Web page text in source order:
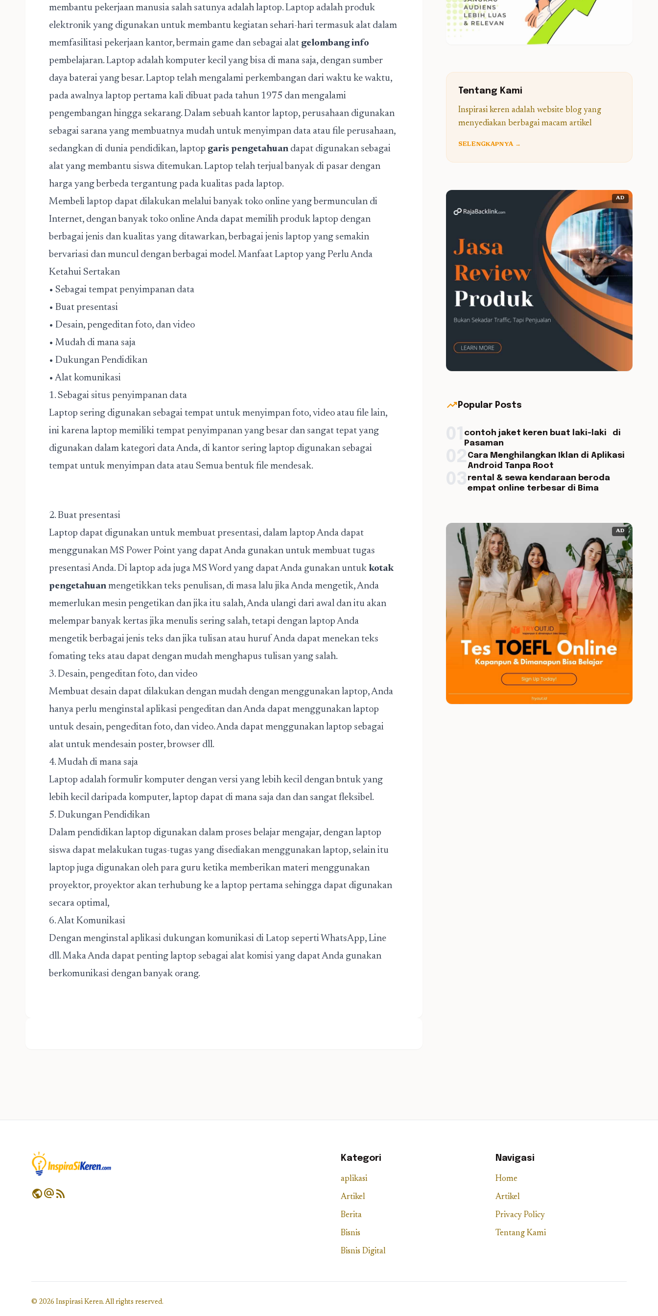
membantu pekerjaan manusia salah satunya adalah laptop. Laptop adalah produk
elektronik yang digunakan untuk membantu kegiatan sehari-hari termasuk alat dalam
memfasilitasi pekerjaan kantor, bermain game dan sebagai alat gelombang info
pembelajaran. Laptop adalah komputer kecil yang bisa di mana saja, dengan sumber
daya baterai yang besar. Laptop telah mengalami perkembangan dari waktu ke waktu,
pada awalnya laptop pertama kali dibuat pada tahun 1975 dan mengalami
pengembangan hingga sekarang. Dalam sebuah kantor laptop, perusahaan digunakan
sebagai sarana yang membuatnya mudah untuk menyimpan data atau file perusahaan,
sedangkan di dunia pendidikan, laptop garis pengetahuan dapat digunakan sebagai
alat yang membantu siswa ditemukan. Laptop telah terjual banyak di pasar dengan
harga yang berbeda tergantung pada kualitas pada laptop.
Membeli laptop dapat dilakukan melalui banyak toko online yang bermunculan di
Internet, dengan banyak toko online Anda dapat memilih produk laptop dengan
berbagai jenis dan kualitas yang ditawarkan, berbagai jenis laptop yang semakin
bervariasi dan muncul dengan berbagai model. Manfaat Laptop yang Perlu Anda
Ketahui Sertakan
• Sebagai tempat penyimpanan data
• Buat presentasi
• Desain, pengeditan foto, dan video
• Mudah di mana saja
• Dukungan Pendidikan
• Alat komunikasi
1. Sebagai situs penyimpanan data
Laptop sering digunakan sebagai tempat untuk menyimpan foto, video atau file lain,
ini karena laptop memiliki tempat penyimpanan yang besar dan sangat tepat yang
digunakan dalam kategori data Anda, di kantor sering laptop digunakan sebagai
tempat untuk menyimpan data atau Semua bentuk file mendesak.
2. Buat presentasi
Laptop dapat digunakan untuk membuat presentasi, dalam laptop Anda dapat
menggunakan MS Power Point yang dapat Anda gunakan untuk membuat tugas
presentasi Anda. Di laptop ada juga MS Word yang dapat Anda gunakan untuk kotak
pengetahuan mengetikkan teks penulisan, di masa lalu jika Anda mengetik, Anda
memerlukan mesin pengetikan dan jika itu salah, Anda ulangi dari awal dan itu akan
melempar banyak kertas jika menulis sering salah, tetapi dengan laptop Anda
mengetik berbagai jenis teks dan jika tulisan atau huruf Anda dapat menekan teks
fomating teks atau dapat dengan mudah menghapus tulisan yang salah.
3. Desain, pengeditan foto, dan video
Membuat desain dapat dilakukan dengan mudah dengan menggunakan laptop, Anda
hanya perlu menginstal aplikasi pengeditan dan Anda dapat menggunakan laptop
untuk desain, pengeditan foto, dan video. Anda dapat menggunakan laptop sebagai
alat untuk mendesain poster, browser dll.
4. Mudah di mana saja
Laptop adalah formulir komputer dengan versi yang lebih kecil dengan bntuk yang
lebih kecil daripada komputer, laptop dapat di mana saja dan dan sangat fleksibel.
5. Dukungan Pendidikan
Dalam pendidikan laptop digunakan dalam proses belajar mengajar, dengan laptop
siswa dapat melakukan tugas-tugas yang disediakan menggunakan laptop, selain itu
laptop juga digunakan oleh para guru ketika memberikan materi menggunakan
proyektor, proyektor akan terhubung ke a laptop pertama sehingga dapat digunakan
secara optimal,
6. Alat Komunikasi
Dengan menginstal aplikasi dukungan komunikasi di Latop seperti WhatsApp, Line
dll. Maka Anda dapat penting laptop sebagai alat komisi yang dapat Anda gunakan
berkomunikasi dengan banyak orang.
Tentang Kami
Inspirasi keren adalah website blog yang
menyediakan berbagai macam artikel
SELENGKAPNYA →
AD
trending_up Popular Posts
contoh jaket keren buat laki-laki di
Pasaman
Cara Menghilangkan Iklan di Aplikasi
Android Tanpa Root
rental & sewa kendaraan beroda
empat online terbesar di Bima
AD
publicalternate_emailrss_feed
Kategori
aplikasi
Artikel
Berita
Bisnis
Bisnis Digital
Navigasi
Home
Artikel
Privacy Policy
Tentang Kami
© 2026 Inspirasi Keren. All rights reserved.